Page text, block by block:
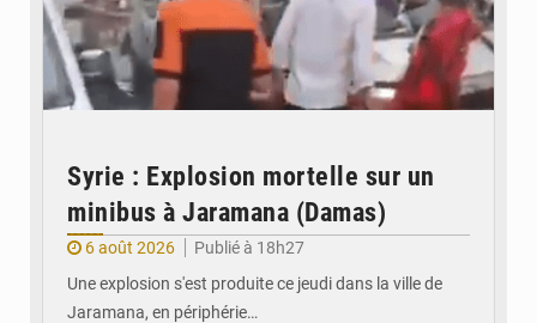
Syrie : Explosion mortelle sur un
minibus à Jaramana (Damas)
6 août 2026
Publié à 18h27
Une explosion s'est produite ce jeudi dans la ville de
Jaramana, en périphérie…